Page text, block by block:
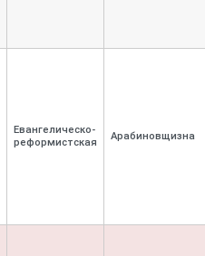
Евангелическо-
реформистская
Арабиновщизна